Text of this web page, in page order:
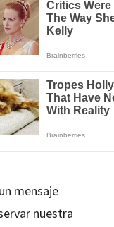
mensaje
nuestra